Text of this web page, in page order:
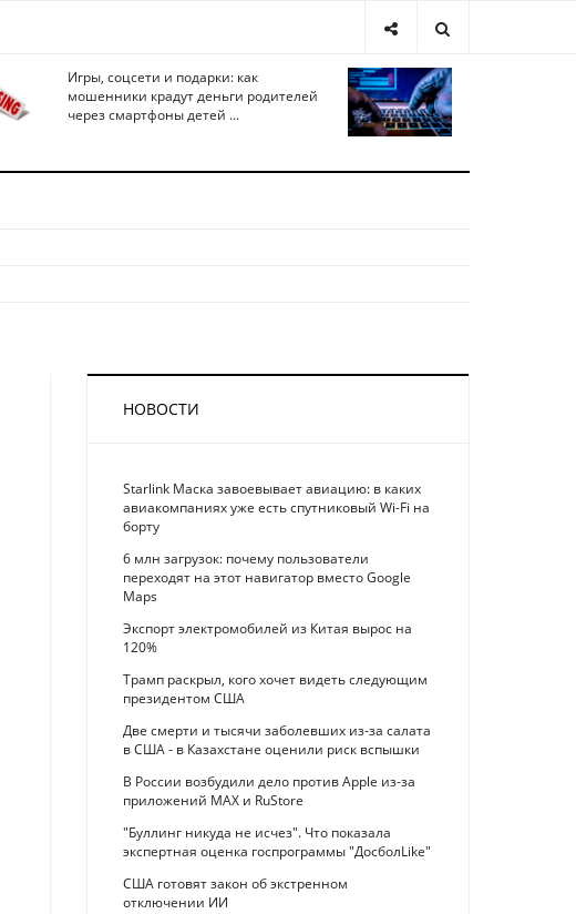
Игры, соцсети и подарки: как
мошенники крадут деньги родителей
через смартфоны детей ...
НОВОСТИ
Starlink Маска завоевывает авиацию: в каких
авиакомпаниях уже есть спутниковый Wi-Fi на
борту
6 млн загрузок: почему пользователи
переходят на этот навигатор вместо Google
Maps
Экспорт электромобилей из Китая вырос на
120%
Трамп раскрыл, кого хочет видеть следующим
президентом США
Две смерти и тысячи заболевших из-за салата
в США - в Казахстане оценили риск вспышки
В России возбудили дело против Apple из-за
приложений MAX и RuStore
"Буллинг никуда не исчез". Что показала
экспертная оценка госпрограммы "ДосболLike"
США готовят закон об экстренном
отключении ИИ